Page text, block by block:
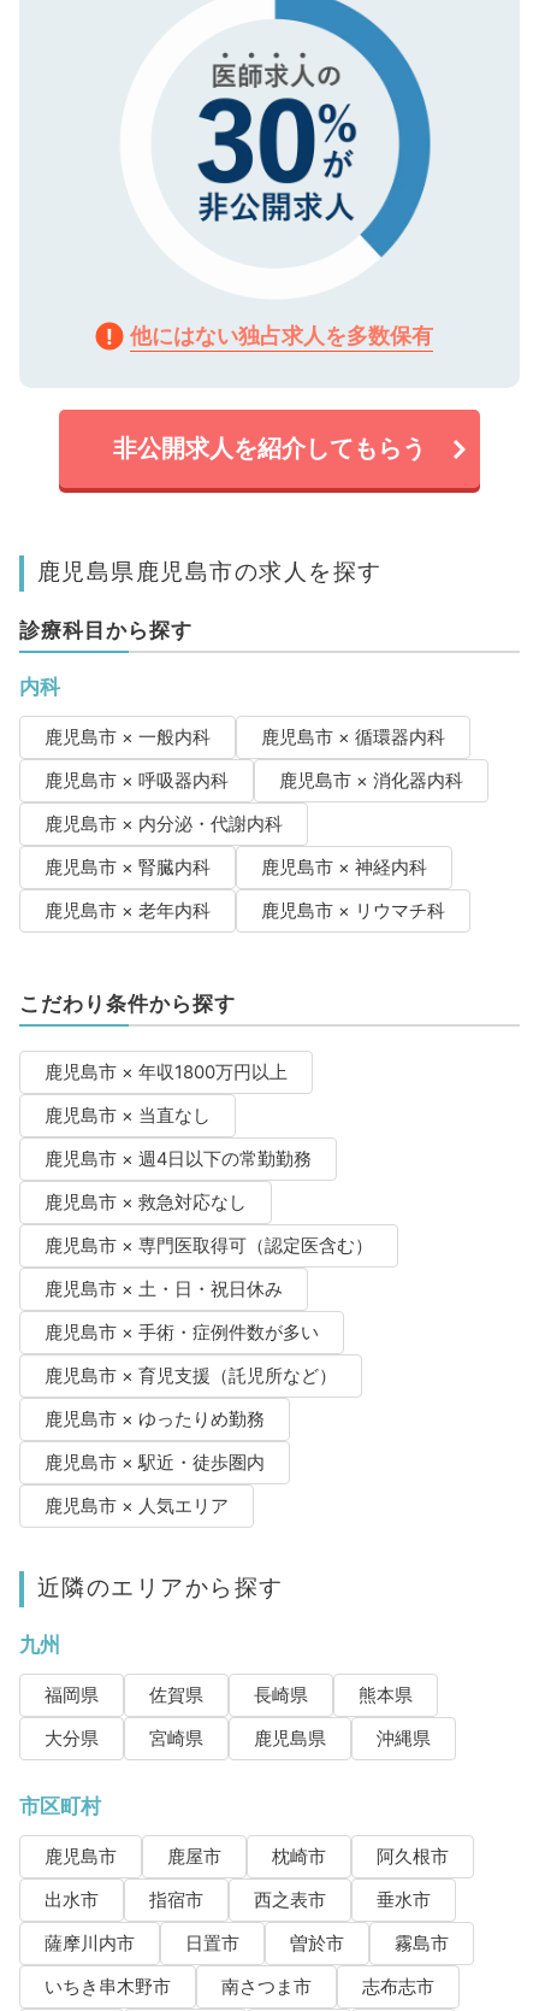
他にはない独占求人を多数保有
非公開求人を紹介してもらう
鹿児島県鹿児島市の求人を探す
診療科目から探す
内科
鹿児島市 × 一般内科
鹿児島市 × 循環器内科
鹿児島市 × 呼吸器内科
鹿児島市 × 消化器内科
鹿児島市 × 内分泌・代謝内科
鹿児島市 × 腎臓内科
鹿児島市 × 神経内科
鹿児島市 × 老年内科
鹿児島市 × リウマチ科
こだわり条件から探す
鹿児島市 × 年収1800万円以上
鹿児島市 × 当直なし
鹿児島市 × 週4日以下の常勤勤務
鹿児島市 × 救急対応なし
鹿児島市 × 専門医取得可（認定医含む）
鹿児島市 × 土・日・祝日休み
鹿児島市 × 手術・症例件数が多い
鹿児島市 × 育児支援（託児所など）
鹿児島市 × ゆったりめ勤務
鹿児島市 × 駅近・徒歩圏内
鹿児島市 × 人気エリア
近隣のエリアから探す
九州
福岡県 佐賀県 長崎県
熊本県
大分県
宮崎県 鹿児島県 沖縄県
市区町村
鹿児島市 鹿屋市 枕崎市
阿久根市
出水市
指宿市 西之表市
垂水市
薩摩川内市
日置市 曽於市
霧島市
いちき串木野市
南さつま市
志布志市